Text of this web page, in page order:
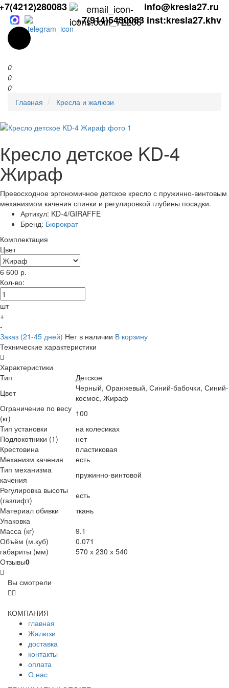
info@kresla27.ru
+7(914)5430083 inst:kresla27.khv
0
0
0
Главная
Кресла и жалюзи
Кресло детское KD-4
Жираф
Превосходное эргономичное детское кресло с пружинно-винтовым
механизмом качения спинки и регулировкой глубины посадки.
Артикул: KD-4/GIRAFFE
Бренд: Бюрократ
Комплектация
Цвет
6 600 р.
Кол-во:
шт
+
-
Заказ (21-45 дней) Нет в наличии В корзину
Технические характеристики
Характеристики
Тип
Детское
Цвет
Черный, Оранжевый, Синий-бабочки, Синий-
космос, Жираф
Ограничение по весу
(кг)
100
Тип установки
на колесиках
Подлокотники (1)
нет
Крестовина
пластиковая
Механизм качения
есть
Тип механизма
качения
пружинно-винтовой
Регулировка высоты
(газлифт)
есть
Материал обивки
ткань
Упаковка
Масса (кг)
9.1
Объём (м.куб)
0.071
габариты (мм)
570 х 230 х 540
Отзывы0
Вы смотрели
КОМПАНИЯ
главная
Жалюзи
доставка
контакты
оплата
О нас